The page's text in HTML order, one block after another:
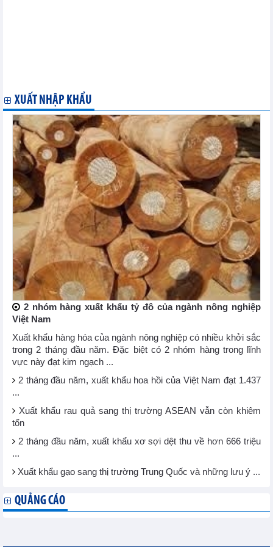
XUẤT NHẬP KHẨU
2 nhóm hàng xuất khẩu tỷ đô của ngành nông nghiệp
Việt Nam
Xuất khẩu hàng hóa của ngành nông nghiệp có nhiều khởi sắc
trong 2 tháng đầu năm. Đặc biệt có 2 nhóm hàng trong lĩnh
vực này đạt kim ngạch ...
2 tháng đầu năm, xuất khẩu hoa hồi của Việt Nam đạt 1.437
...
Xuất khẩu rau quả sang thị trường ASEAN vẫn còn khiêm
tốn
2 tháng đầu năm, xuất khẩu xơ sợi dệt thu về hơn 666 triệu
...
Xuất khẩu gạo sang thị trường Trung Quốc và những lưu ý ...
QUẢNG CÁO